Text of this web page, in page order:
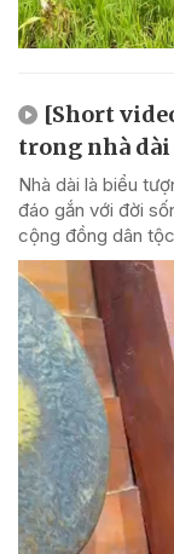
[Short
trong nhà dài
Nhà dài là biểu
đáo gắn với đời
cộng đồng dân